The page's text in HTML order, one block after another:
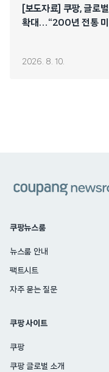
[보도자료] 쿠팡, 글로
확대…“200년 전통 미
2026. 8. 10.
쿠팡뉴스룸
뉴스룸 안내
팩트시트
자주 묻는 질문
쿠팡 사이트
쿠팡
쿠팡 글로벌 소개